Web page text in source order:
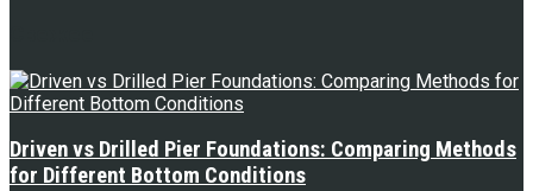
Driven vs Drilled Pier Foundations: Comparing Methods
for Different Bottom Conditions